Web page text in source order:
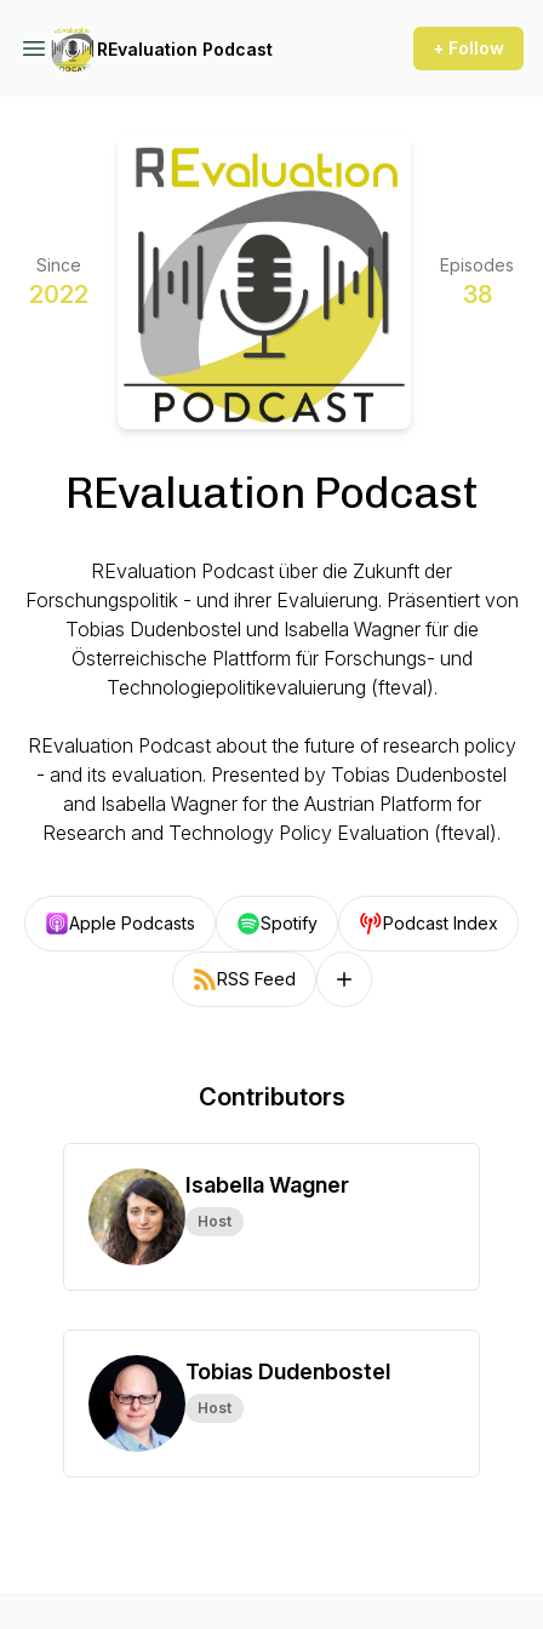
REvaluation Podcast + Follow
Since
2022
Episodes
38
REvaluation Podcast
REvaluation Podcast über die Zukunft der
Forschungspolitik - und ihrer Evaluierung. Präsentiert von
Tobias Dudenbostel und Isabella Wagner für die
Österreichische Plattform für Forschungs- und
Technologiepolitikevaluierung (fteval).
REvaluation Podcast about the future of research policy
- and its evaluation. Presented by Tobias Dudenbostel
and Isabella Wagner for the Austrian Platform for
Research and Technology Policy Evaluation (fteval).
Apple Podcasts Spotify Podcast Index
RSS Feed Follow on other platforms
Contributors
Isabella Wagner
Host
Tobias Dudenbostel
Host